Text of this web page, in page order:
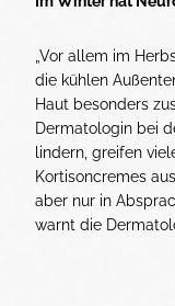
„Vor allem im
die kühlen
Haut besonders
Dermatologin bei
lindern, greifen
Kortisoncremes
aber nur in
warnt die